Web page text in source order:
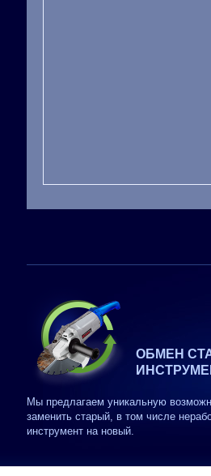
ОБМЕН
Мы предлагаем уникальную
заменить старый, в том числе
инструмент на новый.